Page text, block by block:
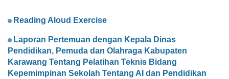
Reading Aloud Exercise
Laporan Pertemuan dengan Kepala Dinas
Pendidikan, Pemuda dan Olahraga Kabupaten
Karawang Tentang Pelatihan Teknis Bidang
Kepemimpinan Sekolah Tentang AI dan Pendidikan